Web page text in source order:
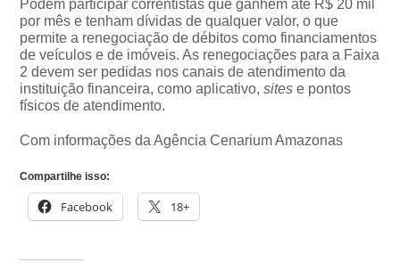
Podem participar correntistas que ganhem até R$ 20 mil
por mês e tenham dívidas de qualquer valor, o que
permite a renegociação de débitos como financiamentos
de veículos e de imóveis. As renegociações para a Faixa
2 devem ser pedidas nos canais de atendimento da
instituição financeira, como aplicativo,sites e pontos
físicos de atendimento.
Com informações da Agência Cenarium Amazonas
Compartilhe isso:
Facebook 18+